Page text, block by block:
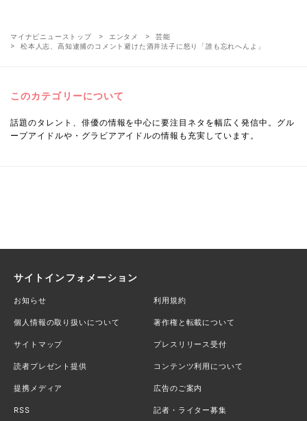
マイナビニューストップ エンタメ
芸能
松本人志、高知逮捕のコメント避けた酒井法子に怒り「誰も忘れへんよ」
このカテゴリーについて
話題のタレント、俳優の情報を中心に要注目ネタを幅広く発信中。グル
ープアイドルや・グラビアアイドルの情報も充実しています。
サイトインフォメーション
お知らせ 利用規約
個人情報の取り扱いについて 著作権と転載について
サイトマップ プレスリリース受付
読者プレゼント提供 コンテンツ利用について
提携メディア 広告のご案内
RSS 記者・ライター募集